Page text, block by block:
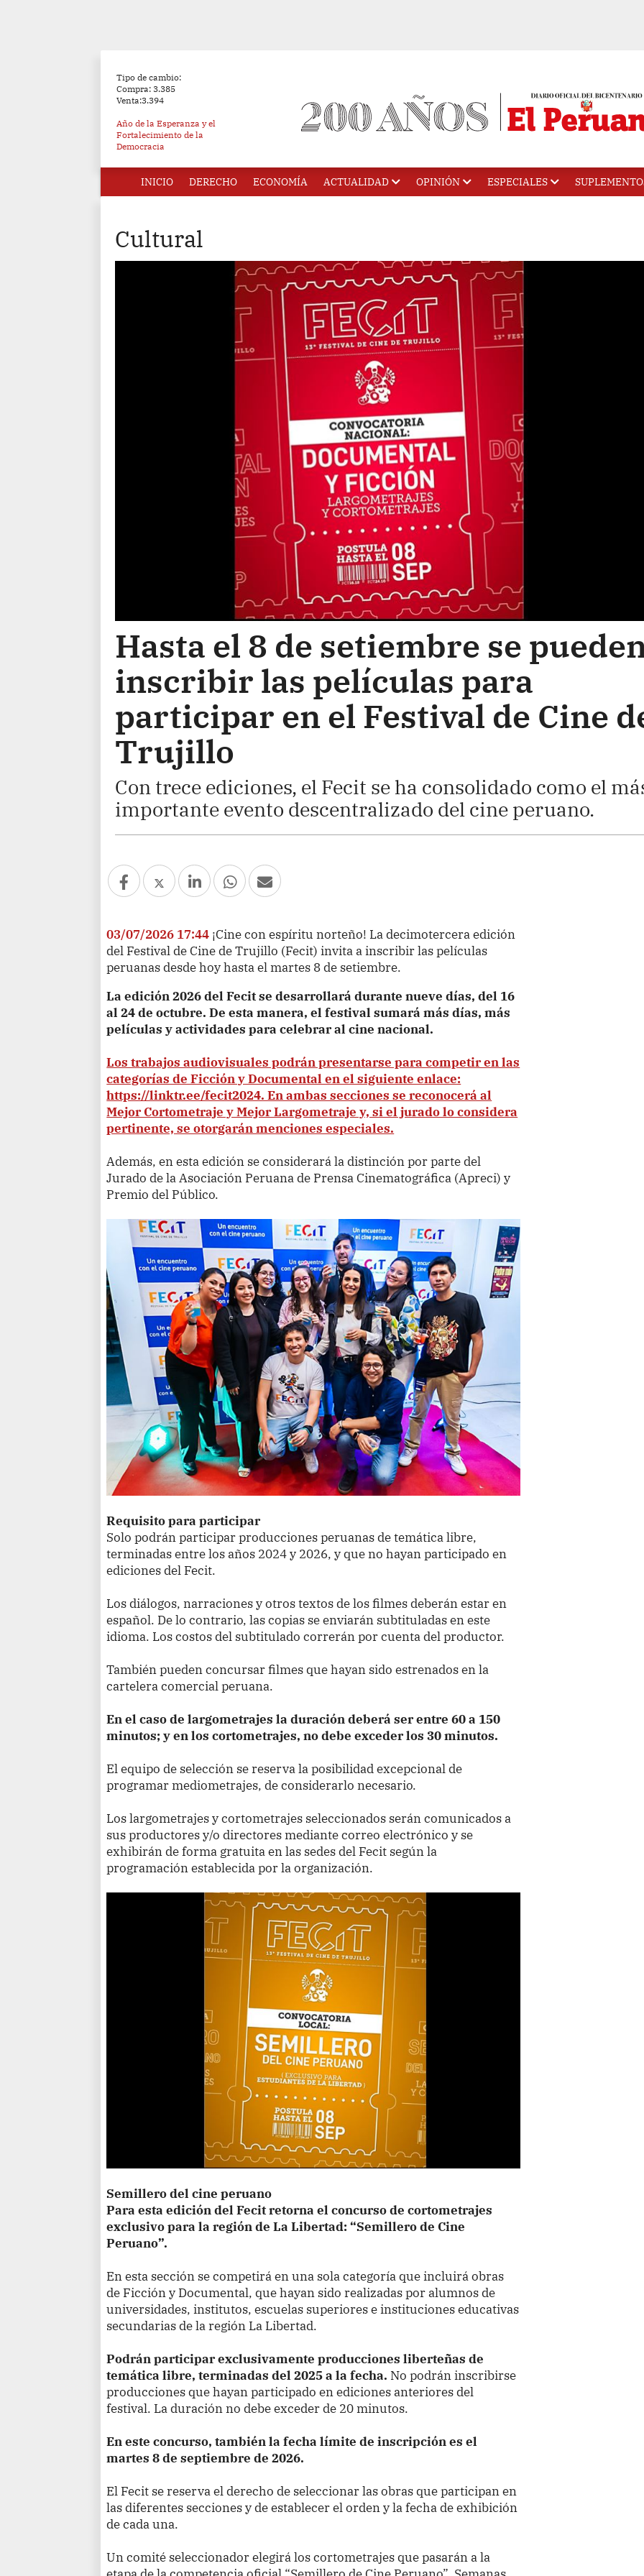
Tipo de cambio:
Compra: 3.385
Venta:3.394
Año de la Esperanza y el
Fortalecimiento de la
Democracia
INICIO DERECHO ECONOMÍA ACTUALIDAD OPINIÓN ESPECIALES
Cultural
Hasta el 8 de setiembre se
inscribir las películas para
participar en el Festival de Cine
Trujillo
Con trece ediciones, el Fecit se ha consolidado como el
importante evento descentralizado del cine peruano.
03/07/2026 17:44 ¡Cine con espíritu norteño! La decimotercera edición
del Festival de Cine de Trujillo (Fecit) invita a inscribir las películas
peruanas desde hoy hasta el martes 8 de setiembre.
La edición 2026 del Fecit se desarrollará durante nueve días, del 16
al 24 de octubre. De esta manera, el festival sumará más días, más
películas y actividades para celebrar al cine nacional.
Los trabajos audiovisuales podrán presentarse para competir en las
categorías de Ficción y Documental en el siguiente enlace:
https://linktr.ee/fecit2024. En ambas secciones se reconocerá al
Mejor Cortometraje y Mejor Largometraje y, si el jurado lo considera
pertinente, se otorgarán menciones especiales.
Además, en esta edición se considerará la distinción por parte del
Jurado de la Asociación Peruana de Prensa Cinematográfica (Apreci) y
Premio del Público.
Requisito para participar
Solo podrán participar producciones peruanas de temática libre,
terminadas entre los años 2024 y 2026, y que no hayan participado en
ediciones del Fecit.
Los diálogos, narraciones y otros textos de los filmes deberán estar en
español. De lo contrario, las copias se enviarán subtituladas en este
idioma. Los costos del subtitulado correrán por cuenta del productor.
También pueden concursar filmes que hayan sido estrenados en la
cartelera comercial peruana.
En el caso de largometrajes la duración deberá ser entre 60 a 150
minutos; y en los cortometrajes, no debe exceder los 30 minutos.
El equipo de selección se reserva la posibilidad excepcional de
programar mediometrajes, de considerarlo necesario.
Los largometrajes y cortometrajes seleccionados serán comunicados a
sus productores y/o directores mediante correo electrónico y se
exhibirán de forma gratuita en las sedes del Fecit según la
programación establecida por la organización.
Semillero del cine peruano
Para esta edición del Fecit retorna el concurso de cortometrajes
exclusivo para la región de La Libertad: “Semillero de Cine
Peruano”.
En esta sección se competirá en una sola categoría que incluirá obras
de Ficción y Documental, que hayan sido realizadas por alumnos de
universidades, institutos, escuelas superiores e instituciones educativas
secundarias de la región La Libertad.
Podrán participar exclusivamente producciones liberteñas de
temática libre, terminadas del 2025 a la fecha. No podrán inscribirse
producciones que hayan participado en ediciones anteriores del
festival. La duración no debe exceder de 20 minutos.
En este concurso, también la fecha límite de inscripción es el
martes 8 de septiembre de 2026.
El Fecit se reserva el derecho de seleccionar las obras que participan en
las diferentes secciones y de establecer el orden y la fecha de exhibición
de cada una.
Un comité seleccionador elegirá los cortometrajes que pasarán a la